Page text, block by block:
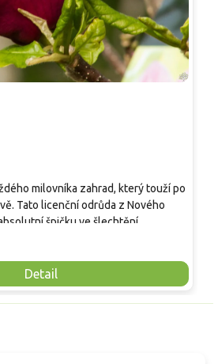
Detail
milovníka zahrad, který touží po
Tato licenční odrůda z Nového
špičku ve šlechtění
ke koupi je neuvěřitelná
se otevírají do pevných,
rubínového odstínu. Díky
růstu se 'Genie'® vejde i do malých
nádob na terasy. Rostlina je
při správné péči nabízí bonus v